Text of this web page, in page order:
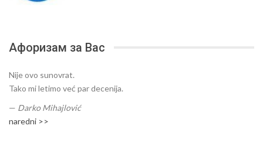
Афоризам за Вас
Nije ovo sunovrat.
Tako mi letimo već par decenija.
— Darko Mihajlović
naredni >>